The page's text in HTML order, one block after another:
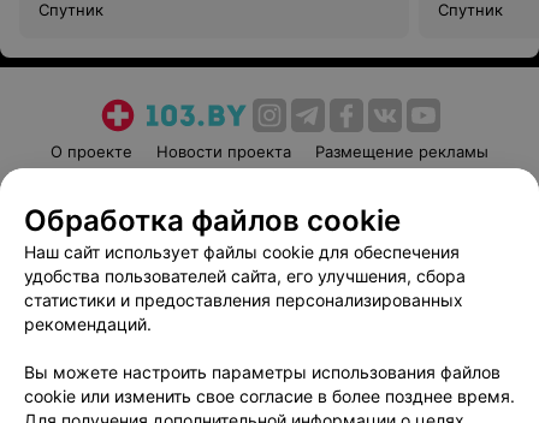
Спутник Спутник
О проекте Новости проекта
Размещение рекламы
Пользовательское соглашение
Способы оплаты
Вакансии
Партнеры
Написать руководителю 103.by
Обработка персональных данных
Обработка файлов cookie
Наш сайт использует файлы cookie для обеспечения
удобства пользователей сайта, его улучшения, сбора
статистики и предоставления персонализированных
рекомендаций.
Вы можете настроить параметры использования файлов
cookie или изменить свое согласие в более позднее время.